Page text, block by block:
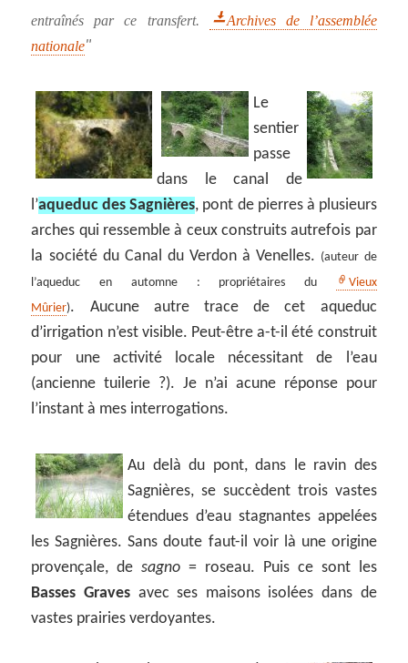
entraînés par ce transfert.
Archives de l’assemblée
nationale
Le
sentier
passe
dans le canal de
l’aqueduc des Sagnières, pont de pierres à plusieurs
arches qui ressemble à ceux construits autrefois par
la société du Canal du Verdon à Venelles. (auteur de
l’aqueduc en automne : propriétaires du
Vieux
Mûrier). Aucune autre trace de cet aqueduc
d’irrigation n’est visible. Peut-être a-t-il été construit
pour une activité locale nécessitant de l’eau
(ancienne tuilerie ?). Je n’ai acune réponse pour
l’instant à mes interrogations.
Au delà du pont, dans le ravin des
Sagnières, se succèdent trois vastes
étendues d’eau stagnantes appelées
les Sagnières. Sans doute faut-il voir là une origine
provençale, desagno = roseau. Puis ce sont les
Basses Graves avec ses maisons isolées dans de
vastes prairies verdoyantes.